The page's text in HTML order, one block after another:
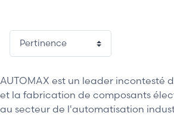
AUTOMAX est un leader incontesté
et la fabrication de composants
au secteur de l'automatisation